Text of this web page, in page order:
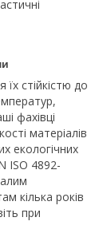
їх стійкістю до
фахівці
матеріалів
екологічних
ISO 4892-
кілька років
при